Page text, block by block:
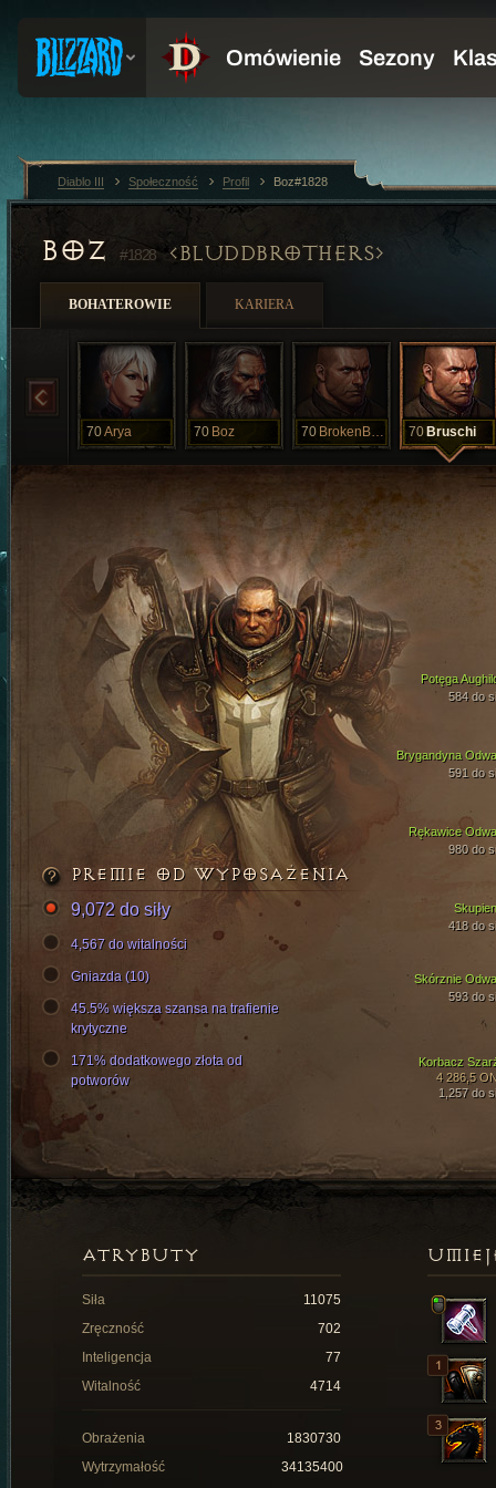
BOZ #1828 BLUDDBROTHERS
BOHATEROWIE KARIERA
70Arya 70 Boz 70 BrokenBaker 70 Bruschi
Brygandyna
591 do
Rękawice
980 do
Potęga
584 do
Skórznie
593 do
Korbacz
4 286,5
1,257 do
418 do
PREMIE OD WYPOSAŻENIA
9,072 do siły
4,567 do witalności
Gniazda (10)
45.5% większa szansa na trafienie
krytyczne
171% dodatkowego złota od
potworów
ATRYBUTY
Siła
11075
Zręczność
702
Inteligencja
77
Witalność
4714
Obrażenia
1830730
Wytrzymałość
34135400
Diablo III Społeczność Profil Boz#1828